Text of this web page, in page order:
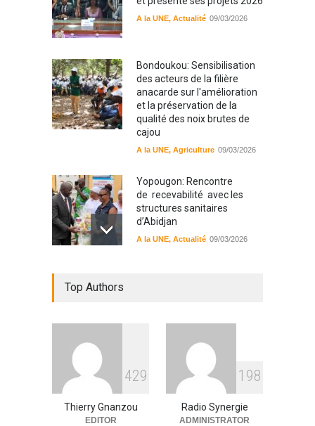
A la UNE, Actualité 09/03/2026
Bondoukou: Sensibilisation
des acteurs de la filière
anacarde sur l'amélioration
et la préservation de la
qualité des noix brutes de
cajou
A la UNE, Agriculture 09/03/2026
Yopougon: Rencontre
de recevabilité avec les
structures sanitaires
d’Abidjan
A la UNE, Actualité 09/03/2026
RFI Forme ses journalistes et
techniciens radios
partenaires.
Actualité 09/03/2026
Top Authors
429
Thierry Gnanzou
EDITOR
1 98
Radio Synergie
ADMINISTRATOR